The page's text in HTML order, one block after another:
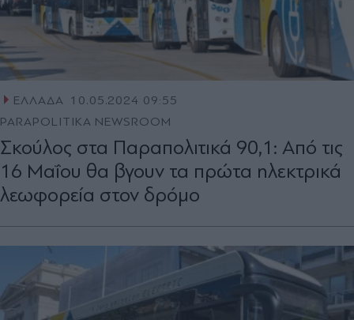
ΕΛΛΑΔΑ 10.05.2024 09:55
PARAPOLITIKA NEWSROOM
Σκούλος στα Παραπολιτικά 90,1: Από τις
16 Μαΐου θα βγουν τα πρώτα ηλεκτρικά
λεωφορεία στον δρόμο